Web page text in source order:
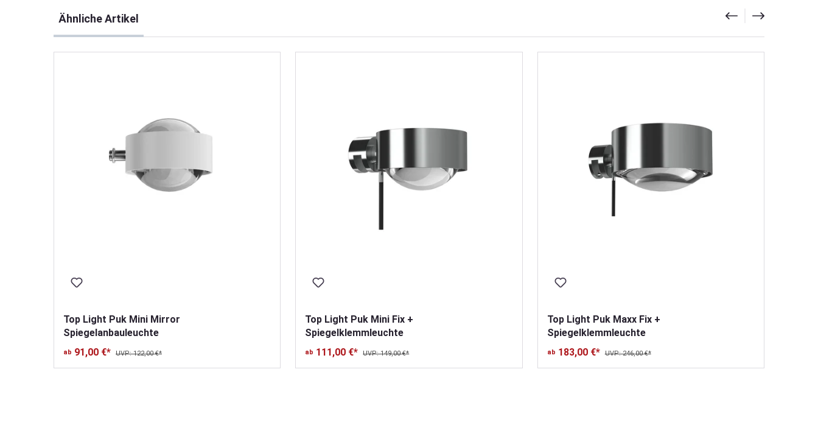
Ähnliche Artikel
Top Light Puk Mini Mirror
Spiegelanbauleuchte
ab 91,00 €* UVP: 122,00 €*
Top Light Puk Mini Fix +
Spiegelklemmleuchte
ab 111,00 €* UVP: 149,00 €*
Top Light Puk Maxx Fix +
Spiegelklemmleuchte
ab 183,00 €* UVP: 246,00 €*